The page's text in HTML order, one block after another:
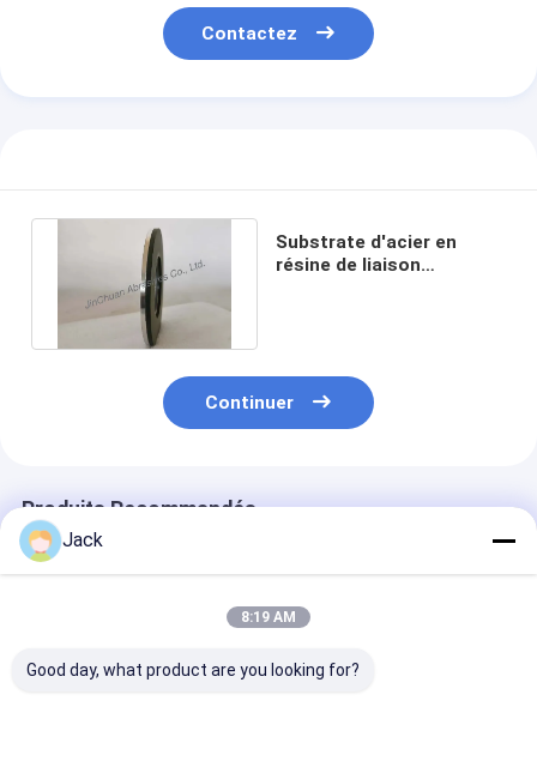
Contactez
Substrate d'acier en
résine de liaison
Continuer
Produits Recommandés
Jack
8:19 AM
Good day, what product are you looking for?